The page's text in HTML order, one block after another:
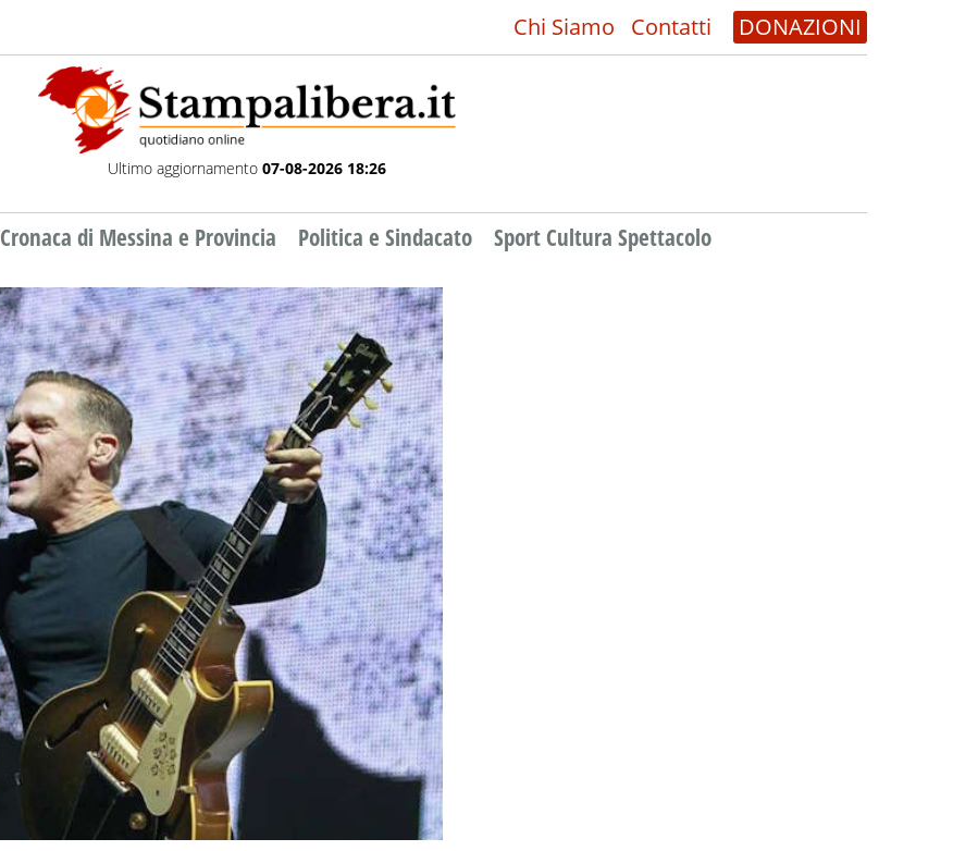
Chi Siamo Contatti DONAZIONI
Ultimo aggiornamento 07-08-2026 18:26
Cronaca di Messina e Provincia Politica e Sindacato Sport Cultura Spettacolo